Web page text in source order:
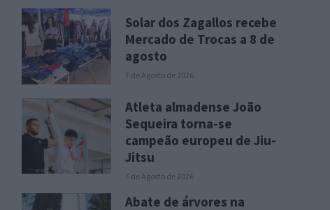
Solar dos Zagallos recebe
Mercado de Trocas a 8 de
agosto
7 de Agosto de 2026
Atleta almadense João
Sequeira torna-se
campeão europeu de Jiu-
Jitsu
7 de Agosto de 2026
Abate de árvores na